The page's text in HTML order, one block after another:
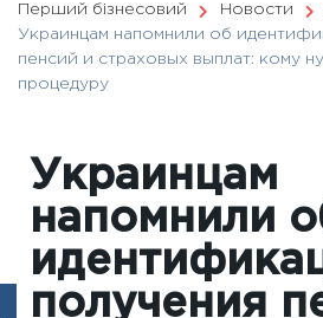
Перший бізнесовий Новости
Украинцам напомнили об
пенсий и страховых выплат: кому
процедуру
Украинцам
напомнили
получения